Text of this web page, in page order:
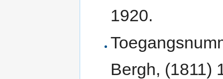
1920.
Bergh, (1811)